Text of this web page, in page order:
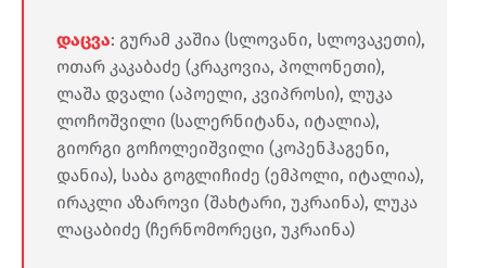
დაცვა: გურამ კაშია (სლოვანი, სლოვაკეთი),
ოთარ კაკაბაძე (კრაკოვია, პოლონეთი),
ლაშა დვალი (აპოელი, კვიპროსი), ლუკა
ლოჩოშვილი (სალერნიტანა, იტალია),
გიორგი გოჩოლეიშვილი (კოპენჰაგენი,
დანია), საბა გოგლიჩიძე (ემპოლი, იტალია),
ირაკლი აზაროვი (შახტარი, უკრაინა), ლუკა
ლაცაბიძე (ჩერნომორეცი, უკრაინა)